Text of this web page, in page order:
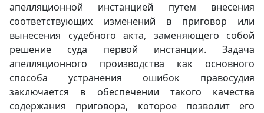
апелляционной инстанцией путем внесения
соответствующих изменений в приговор или
вынесения судебного акта, заменяющего собой
решение суда первой инстанции. Задача
апелляционного производства как основного
способа устранения ошибок правосудия
заключается в обеспечении такого качества
содержания приговора, которое позволит его